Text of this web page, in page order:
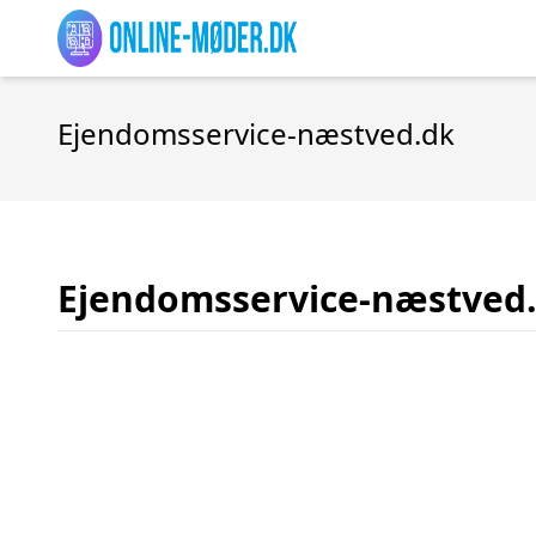
Ejendomsservice-næstved.dk
Ejendomsservice-